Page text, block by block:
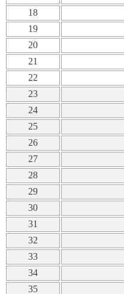
18
19
20
21
22
23
24
25
26
27
28
29
30
31
32
33
34
35